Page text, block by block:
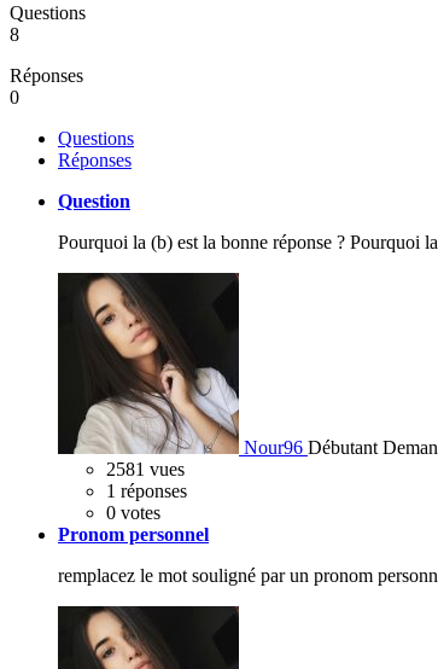
Questions
8
Réponses
0
Questions
Réponses
Question
Pourquoi la (b) est la bonne réponse ? Pourquoi
Nour96 Débutant
2581 vues
1 réponses
0 votes
Pronom personnel
remplacez le mot souligné par un pronom